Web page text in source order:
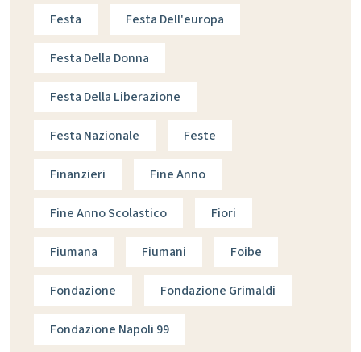
Festa Festa Dell'europa
Festa Della Donna
Festa Della Liberazione
Festa Nazionale Feste
Finanzieri Fine Anno
Fine Anno Scolastico Fiori
Fiumana Fiumani Foibe
Fondazione Fondazione Grimaldi
Fondazione Napoli 99